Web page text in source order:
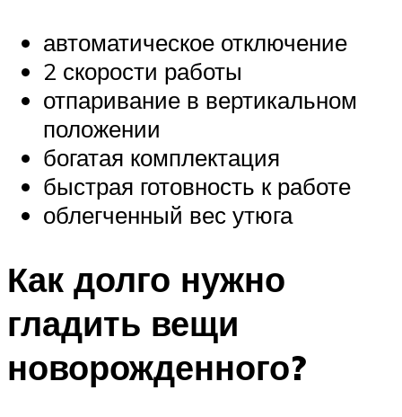
автоматическое отключение
2 скорости работы
отпаривание в вертикальном
положении
богатая комплектация
быстрая готовность к работе
облегченный вес утюга
Как долго нужно
гладить вещи
новорожденного?